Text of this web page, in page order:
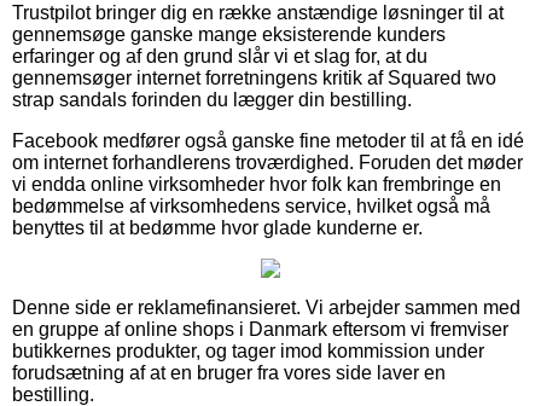
Trustpilot bringer dig en række anstændige løsninger til at
gennemsøge ganske mange eksisterende kunders
erfaringer og af den grund slår vi et slag for, at du
gennemsøger internet forretningens kritik af Squared two
strap sandals forinden du lægger din bestilling.
Facebook medfører også ganske fine metoder til at få en idé
om internet forhandlerens troværdighed. Foruden det møder
vi endda online virksomheder hvor folk kan frembringe en
bedømmelse af virksomhedens service, hvilket også må
benyttes til at bedømme hvor glade kunderne er.
Denne side er reklamefinansieret. Vi arbejder sammen med
en gruppe af online shops i Danmark eftersom vi fremviser
butikkernes produkter, og tager imod kommission under
forudsætning af at en bruger fra vores side laver en
bestilling.